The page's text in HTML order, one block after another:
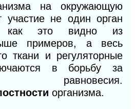
на окружающую
участие не один орган
как это видно из
примеров, а весь
ткани и регуляторные
в борьбу за
равновесия.
организма.